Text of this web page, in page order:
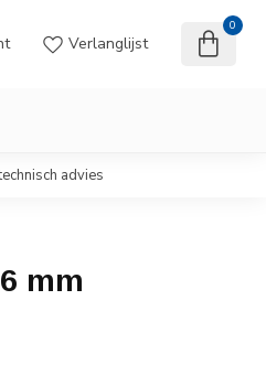
Verlanglijst
0
advies
mm